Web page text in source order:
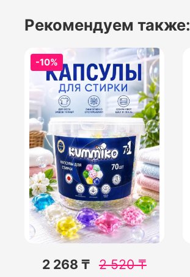
Рекомендуем также:
-10%
2 268 ₸ 2 520₸